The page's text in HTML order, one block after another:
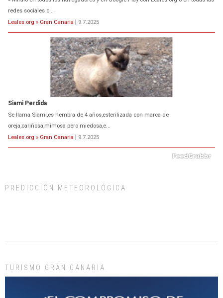
oreja,cariñosa,mimosa pero miedosa,e...
Leales.org » Gran Canaria | 9.7.2025
ADOPCIÓN URGENTE GATA TEROR GRAN CANARIA
El ayuntamiento se va a llevar a Los Gatos callejeros de la zona los próximos
días, ella incluida...
Leales.org » Gran Canaria | 9.7.2025
manso y extremadamente cari...
PREDICCIÓN METEOROLÓGICA
TURISMO GRAN CANARIA